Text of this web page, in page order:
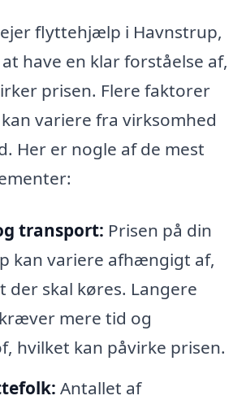
flyttehjælp i Havnstrup,
have en klar forståelse af,
prisen. Flere faktorer
variere fra virksomhed
Her er nogle af de mest
transport: Prisen på din
kan variere afhængigt af,
der skal køres. Langere
mere tid og
hvilket kan påvirke prisen.
Antallet af